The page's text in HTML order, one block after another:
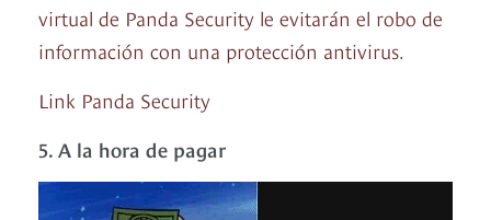
virtual de Panda Security le evitarán el robo de
información con una protección antivirus.
Link Panda Security
5. A la hora de pagar